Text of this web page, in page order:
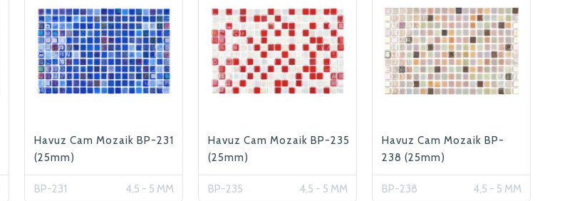
Havuz Cam Mozaik BP-231
(25mm)
BP-231 4,5 - 5 MM
Havuz Cam Mozaik BP-235
(25mm)
BP-235 4,5 - 5 MM
Havuz Cam Mozaik BP-
238 (25mm)
BP-238 4,5 - 5 MM